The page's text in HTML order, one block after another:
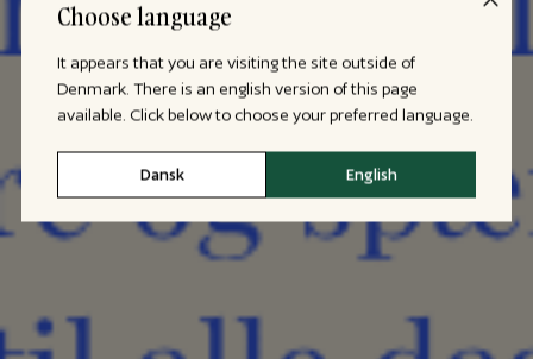
Choose language
It appears that you are visiting the site outside of
Denmark. There is an english version of this page
available. Click below to choose your preferred language.
Dansk English